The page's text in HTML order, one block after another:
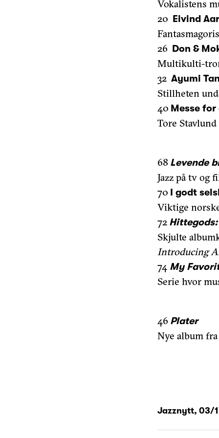
Vokalistens
20 Eivind
26 Don &
Multikulti-
32 Ayumi
Stillheten
40 Messe
Tore
68 Levende
Jazz på tv og
70 I godt
Viktige
72
Skjulte
Introducing
74 My
Serie hvor
46 Plater
Nye album
Jazznytt, 03/